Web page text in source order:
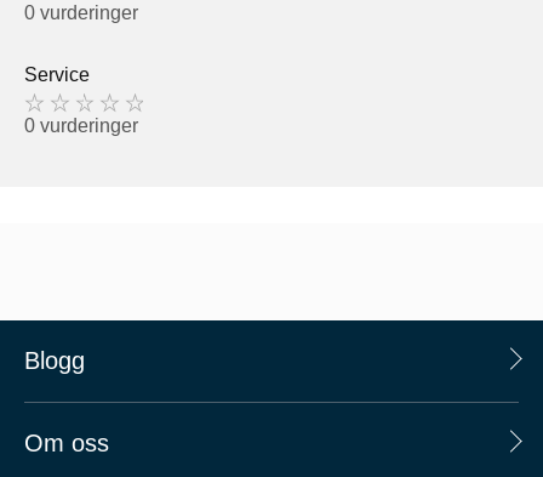
0 vurderinger
Service
0 vurderinger
Blogg
Om oss